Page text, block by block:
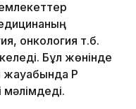
онкология т.б.
Бұл жөнінде
ҚР
мәлімдеді.